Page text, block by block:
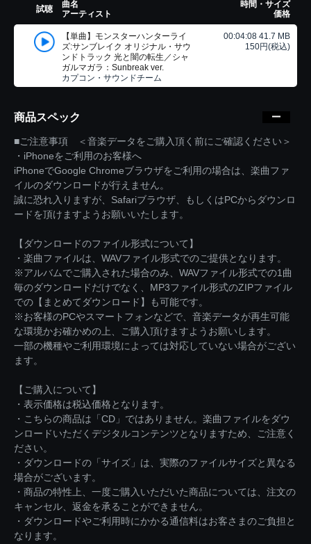
試聴
曲名
アーティスト
時間・サイズ
価格
【単曲】モンスターハンターライ
ズ:サンブレイク オリジナル・サウ
ンドトラック 光と闇の転生／シャ
ガルマガラ：Sunbreak ver.
カプコン・サウンドチーム
00:04:08 41.7 MB
150円(税込)
商品スペック
■ご注意事項 ＜音楽データをご購入頂く前にご確認ください＞
・iPhoneをご利用のお客様へ
iPhoneでGoogle Chromeブラウザをご利用の場合は、楽曲ファ
イルのダウンロードが行えません。
誠に恐れ入りますが、Safariブラウザ、もしくはPCからダウンロ
ードを頂けますようお願いいたします。
【ダウンロードのファイル形式について】
・楽曲ファイルは、WAVファイル形式でのご提供となります。
※アルバムでご購入された場合のみ、WAVファイル形式での1曲
毎のダウンロードだけでなく、MP3ファイル形式のZIPファイル
での【まとめてダウンロード】も可能です。
※お客様のPCやスマートフォンなどで、音楽データが再生可能
な環境かお確かめの上、ご購入頂けますようお願いします。
一部の機種やご利用環境によっては対応していない場合がござい
ます。
【ご購入について】
・表示価格は税込価格となります。
・こちらの商品は「CD」ではありません。楽曲ファイルをダウ
ンロードいただくデジタルコンテンツとなりますため、ご注意く
ださい。
・ダウンロードの「サイズ」は、実際のファイルサイズと異なる
場合がございます。
・商品の特性上、一度ご購入いただいた商品については、注文の
キャンセル、返金を承ることができません。
・ダウンロードやご利用時にかかる通信料はお客さまのご負担と
なります。